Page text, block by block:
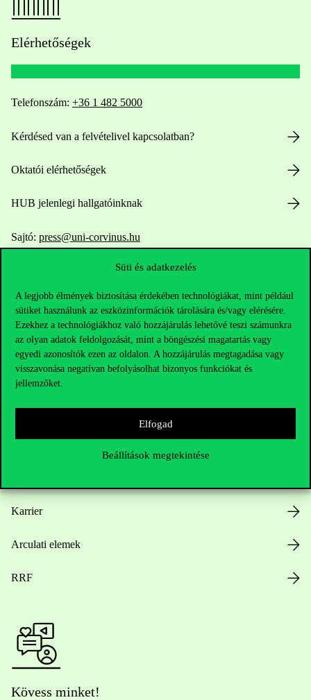
Süti és adatkezelés
A legjobb élmények biztosítása érdekében technológiákat, mint például
sütiket használunk az eszközinformációk tárolására és/vagy elérésére.
Ezekhez a technológiákhoz való hozzájárulás lehetővé teszi számunkra
az olyan adatok feldolgozását, mint a böngészési magatartás vagy
egyedi azonosítók ezen az oldalon. A hozzájárulás megtagadása vagy
visszavonása negatívan befolyásolhat bizonyos funkciókat és
jellemzőket.
Elfogad
Beállítások megtekintése
Elérhetőségek
Telefonszám: +36 1 482 5000
Kérdésed van a felvételivel kapcsolatban?
Oktatói elérhetőségek
HUB jelenlegi hallgatóinknak
Sajtó: press@uni-corvinus.hu
Hasznos linkek
Nyitvatartás
Karrier
Arculati elemek
RRF
Kövess minket!